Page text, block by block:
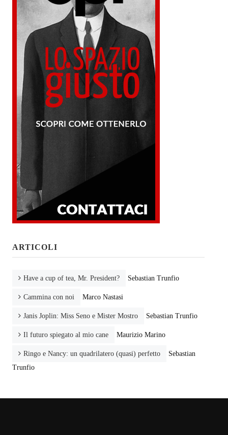
ARTICOLI
Have a cup of tea, Mr. President? Sebastian Trunfio
Cammina con noi Marco Nastasi
Janis Joplin: Miss Seno e Mister Mostro Sebastian Trunfio
Il futuro spiegato al mio cane Maurizio Marino
Ringo e Nancy: un quadrilatero (quasi) perfetto
Sebastian
Trunfio